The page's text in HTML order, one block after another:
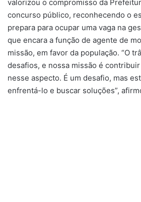
valorizou o compromisso da
concurso público, reconhecendo o
prepara para ocupar uma vaga na
que encara a função de agente de
missão, em favor da população. “O
desafios, e nossa missão é
nesse aspecto. É um desafio, mas
enfrentá-lo e buscar soluções”,